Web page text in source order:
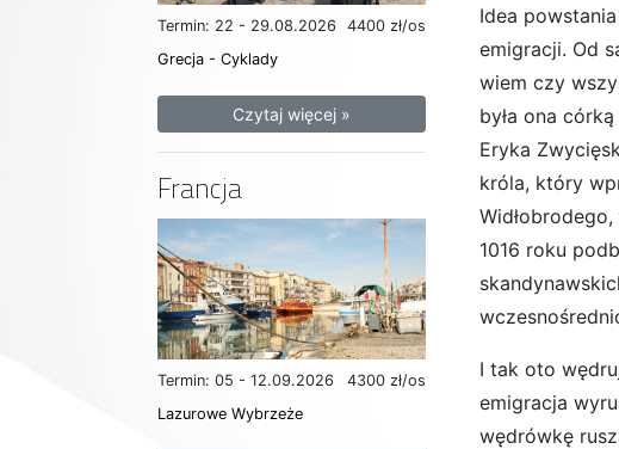
Idea
emigracji. Od
wiem czy
była ona
Eryka
króla, który
1016 roku
I tak oto
emigracja
wędrówkę
Termin: 22 - 29.08.2026
4400 zł/os
Grecja - Cyklady
Czytaj więcej »
Francja
Termin: 05 - 12.09.2026
4300 zł/os
Lazurowe Wybrzeże